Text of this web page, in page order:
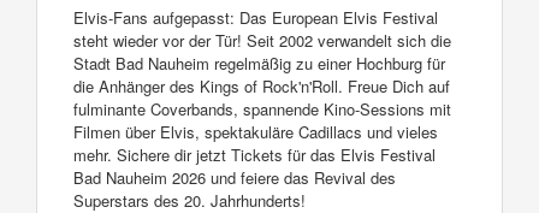
Elvis-Fans aufgepasst: Das European Elvis Festival
steht wieder vor der Tür! Seit 2002 verwandelt sich die
Stadt Bad Nauheim regelmäßig zu einer Hochburg für
die Anhänger des Kings of Rock'n'Roll. Freue Dich auf
fulminante Coverbands, spannende Kino-Sessions mit
Filmen über Elvis, spektakuläre Cadillacs und vieles
mehr. Sichere dir jetzt Tickets für das Elvis Festival
Bad Nauheim 2026 und feiere das Revival des
Superstars des 20. Jahrhunderts!